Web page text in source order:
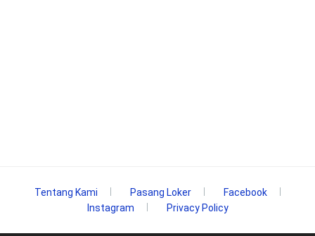
Tentang Kami Pasang Loker
Facebook
Instagram
Privacy Policy